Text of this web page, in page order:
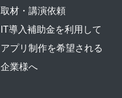
取材・講演依頼
IT導入補助金を利用して
アプリ制作を希望される
企業様へ